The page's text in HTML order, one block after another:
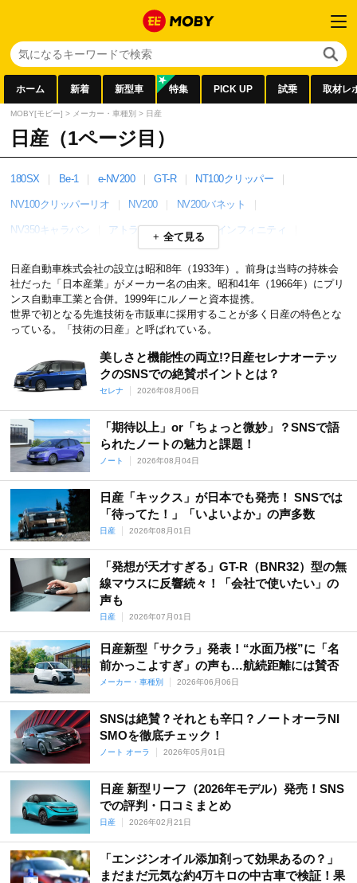
ホーム 新着 新型車 特集 PICK UP 試乗 取材レ
MOBY[モビー] > メーカー・車種別 > 日産
日産（1ページ目）
全て見る
180SX Be-1 e-NV200 GT-R NT100クリッパー
NV100クリッパーリオ NV200 NV200バネット
NV350キャラバン アトラス アリア インフィニティ
オッティ キックス キャラバン キューブ グロリア
サクラ シーマ シビリアン ジューク シルビア
シルフィ スカイライン セドリック
デイズルークス デュアリス ノート ノート オーラ
パオ パラメディック パルサー フーガ フィガロ
フェートン フェアレディZ プリンス プレーリー
プレサージュ プレジデント マーチ モコ ラシーン
リーフ ルークス ローレル
日産自動車株式会社の設立は昭和8年（1933年）。前身は当時の持株会
社だった「日本産業」がメーカー名の由来。昭和41年（1966年）にプリ
ンス自動車工業と合併。1999年にルノーと資本提携。
世界で初となる先進技術を市販車に採用することが多く日産の特色とな
っている。「技術の日産」と呼ばれている。
美しさと機能性の両立!?日産セレナオーテッ
クのSNSでの絶賛ポイントとは？
セレナ 2026年08月06日
「期待以上」or「ちょっと微妙」？SNSで語
られたノートの魅力と課題！
ノート 2026年08月04日
日産「キックス」が日本でも発売！ SNSでは
「待ってた！」「いよいよか」の声多数
日産 2026年08月01日
「発想が天才すぎる」GT-R（BNR32）型の無
線マウスに反響続々！「会社で使いたい」の
声も
日産 2026年07月01日
日産新型「サクラ」発表！“水面乃桜”に「名
前かっこよすぎ」の声も…航続距離には賛否
メーカー・車種別 2026年06月06日
SNSは絶賛？それとも辛口？ノートオーラNI
SMOを徹底チェック！
ノート オーラ 2026年05月01日
日産 新型リーフ（2026年モデル）発売！SNS
での評判・口コミまとめ
日産 2026年02月21日
「エンジンオイル添加剤って効果あるの？」
まだまだ元気な約4万キロの中古車で検証！果